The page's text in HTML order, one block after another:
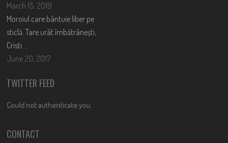
March 15, 2019
Moroiul care bântuie liber pe
sticlă. Tare urât îmbătrânești,
Cristi….
June 20, 2017
TWITTER FEED
Could not authenticate you.
CONTACT